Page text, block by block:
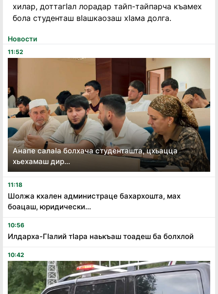
Новости
11:52
Анапе салаӏа болхача студенташта, цхьацца
хьехамаш дир...
11:18
Шолжа кхален администраце бахархошта, мах
боацаш, юридически...
10:56
Илдарха-Гӏалий тӏара наькъаш тоадеш ба болхлой
10:42
хилар, доттагӏал лорадар тайп-тайпарча къамех
бола студенташ вӏашкаозаш хӏама долга.